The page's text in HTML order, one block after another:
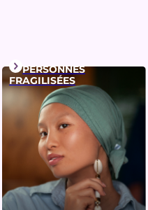
PERSONNES
FRAGILISÉES